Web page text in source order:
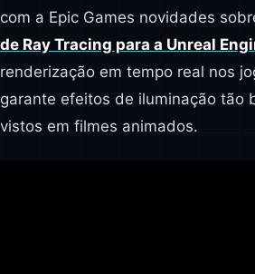
com a Epic Games novidades
de Ray Tracing para a Unreal
renderização em tempo real nos
garante efeitos de iluminação tão
vistos em filmes animados.